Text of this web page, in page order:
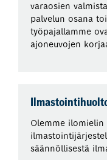
varaosien
palvelun osana
työpajallamme
ajoneuvojen
Olemme ilomielin
säännöllisestä